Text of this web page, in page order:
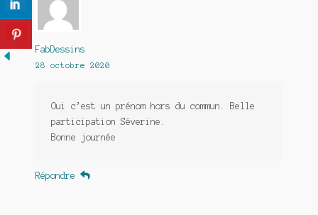
FabDessins
28 octobre 2020
Oui c’est un prénom hors du commun. Belle
participation Séverine.
Bonne journée
Répondre